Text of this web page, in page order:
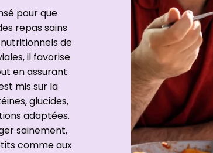
pour que
repas sains
de
il favorise
en assurant
mis sur la
glucides,
adaptées.
sainement,
comme aux